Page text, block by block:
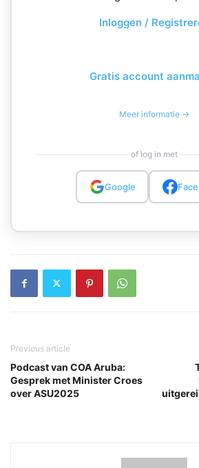
Inloggen /
Gratis account
Meer informatie →
of log in met
Google
Previous article
Podcast van COA Aruba:
Gesprek met Minister Croes
over ASU2025